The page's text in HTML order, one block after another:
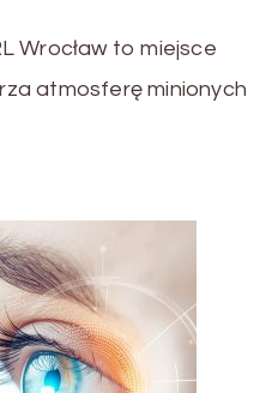
Wrocław to miejsce
atmosferę minionych